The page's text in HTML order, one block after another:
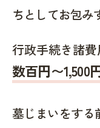
ちとしてお包み
行政手続き諸費
数百円〜1,500
墓じまいをする